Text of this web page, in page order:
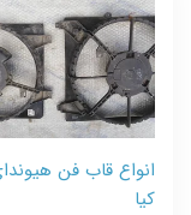
انواع قاب فن
کیا